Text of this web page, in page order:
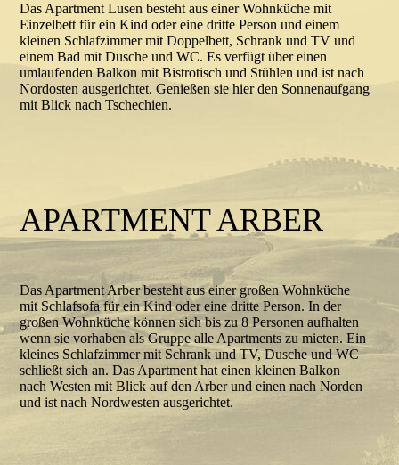
Das Apartment Lusen besteht aus einer Wohnküche mit
Einzelbett für ein Kind oder eine dritte Person und einem
kleinen Schlafzimmer mit Doppelbett, Schrank und TV und
einem Bad mit Dusche und WC. Es verfügt über einen
umlaufenden Balkon mit Bistrotisch und Stühlen und ist nach
Nordosten ausgerichtet. Genießen sie hier den Sonnenaufgang
mit Blick nach Tschechien.
APARTMENT ARBER
Das Apartment Arber besteht aus einer großen Wohnküche
mit Schlafsofa für ein Kind oder eine dritte Person. In der
großen Wohnküche können sich bis zu 8 Personen aufhalten
wenn sie vorhaben als Gruppe alle Apartments zu mieten. Ein
kleines Schlafzimmer mit Schrank und TV, Dusche und WC
schließt sich an. Das Apartment hat einen kleinen Balkon
nach Westen mit Blick auf den Arber und einen nach Norden
und ist nach Nordwesten ausgerichtet.